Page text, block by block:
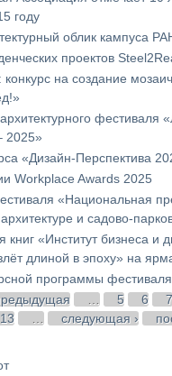
году
облик кампуса
проектов
конкурс на создание
фестиваля
2025»
«Дизайн-Перспектива
Workplace Awards 2025
«Национальная
и садово-
книг «Институт бизнеса и
длиной в эпоху» на
программы
… 5 6 7
13 … следующая ›